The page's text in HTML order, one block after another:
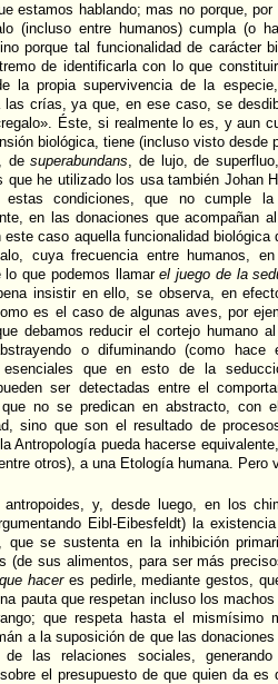
estamos hablando; mas no porque,
(incluso entre humanos) cumpla (o
porque tal funcionalidad de carácter
de identificarla con lo que
la propia supervivencia de la
las crías, ya que, en ese caso, se
Éste, si realmente lo es, y aun
biológica, tiene (incluso visto desde
desuperabundans, de lujo, de
que he utilizado los usa también Johan
estas condiciones, que no cumple
en las donaciones que acompañan
este caso aquella funcionalidad
cuya frecuencia entre humanos,
lo que podemos llamarel juego de la
insistir en ello, se observa, en
es el caso de algunas aves, por
debamos reducir el cortejo humano
o difuminando (como hace
esenciales que en esto de la
ser detectadas entre el
que no se predican en abstracto, con
sino que son el resultado de
Antropología pueda hacerse
otros), a una Etología humana. Pero
antropoides, y, desde luego, en los
Eibl-Eibesfeldt) la
que se sustenta en la inhibición
(de sus alimentos, para ser más
haceres pedirle, mediante gestos,
pauta que respetan incluso los
que respeta hasta el mismísimo
a la suposición de que las
las relaciones sociales,
el presupuesto de que quien da